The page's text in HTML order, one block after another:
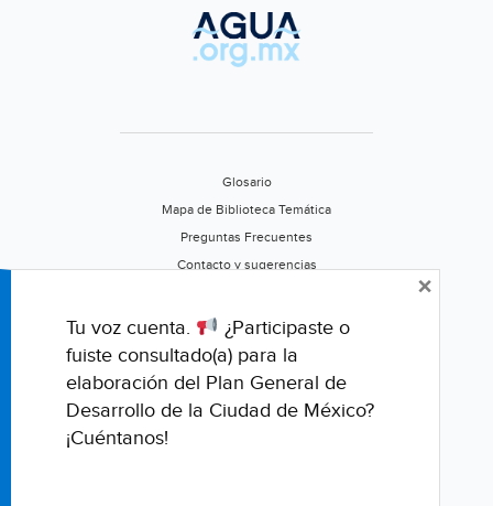
Glosario
Mapa de Biblioteca Temática
Preguntas Frecuentes
Contacto y sugerencias
Califica este portal
Tu voz cuenta.
¿Participaste o
fuiste consultado(a) para la
elaboración del Plan General de
Desarrollo de la Ciudad de México?
¡Cuéntanos!
×